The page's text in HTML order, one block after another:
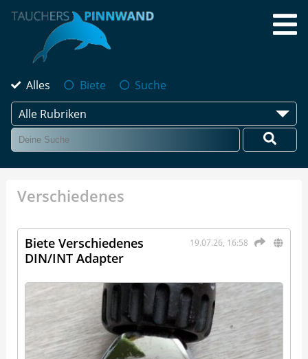
Alles Biete
Suche
Alle Rubriken
Verschiedenes
19.07.26, 16:58
Biete Verschiedenes
DIN/INT Adapter